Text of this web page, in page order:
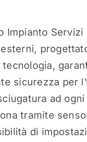
Impianto Servizi
esterni,
sicurezza per
ad
tramite
di